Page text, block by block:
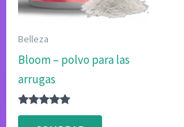
Belleza
Bloom – polvo para las
arrugas
Valorado